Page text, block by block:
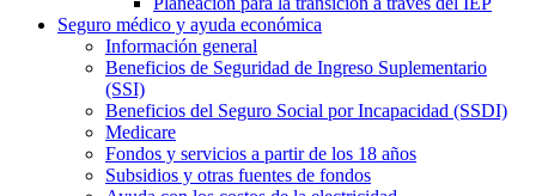
Seguro médico y ayuda económica
Información general
Beneficios de Seguridad de Ingreso Suplementario
(SSI)
Beneficios del Seguro Social por Incapacidad (SSDI)
Medicare
Fondos y servicios a partir de los 18 años
Subsidios y otras fuentes de fondos